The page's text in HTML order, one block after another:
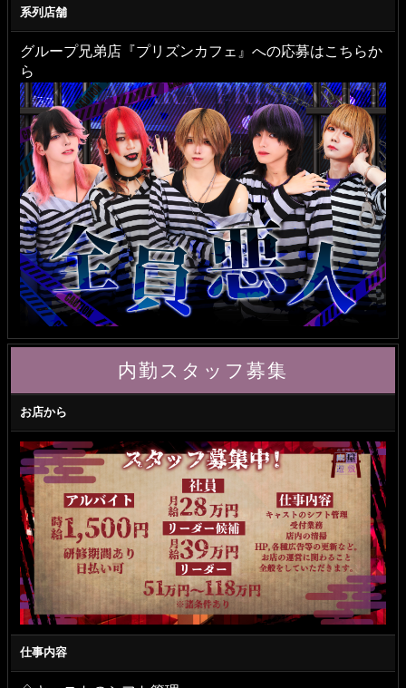
系列店舗
グループ兄弟店『プリズンカフェ』への応募はこちらか
ら
内勤スタッフ募集
お店から
仕事内容